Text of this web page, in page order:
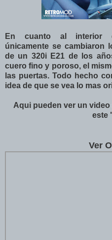
En cuanto al interior
únicamente se cambiaron
de un 320i E21 de los
cuero fino y poroso, el
las puertas. Todo hecho
idea de que se vea lo mas
Aqui pueden ver un
este
Ver